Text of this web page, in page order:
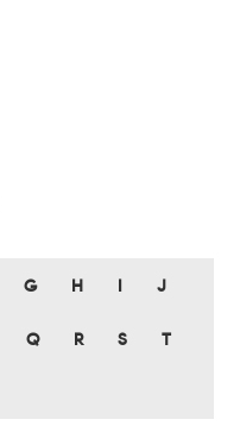
G H J
Q R S T